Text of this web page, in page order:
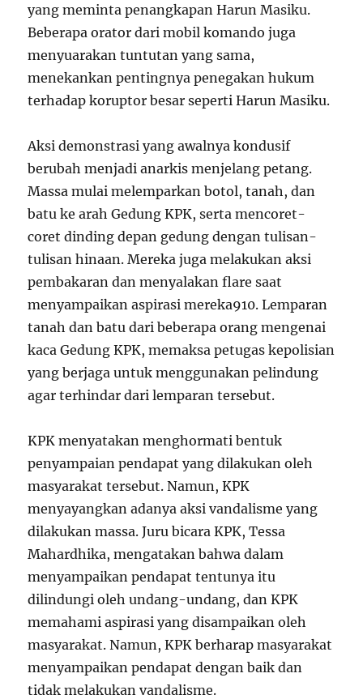
yang meminta penangkapan Harun Masiku.
Beberapa orator dari mobil komando juga
menyuarakan tuntutan yang sama,
menekankan pentingnya penegakan hukum
terhadap koruptor besar seperti Harun Masiku.
Aksi demonstrasi yang awalnya kondusif
berubah menjadi anarkis menjelang petang.
Massa mulai melemparkan botol, tanah, dan
batu ke arah Gedung KPK, serta mencoret-
coret dinding depan gedung dengan tulisan-
tulisan hinaan. Mereka juga melakukan aksi
pembakaran dan menyalakan flare saat
menyampaikan aspirasi mereka910. Lemparan
tanah dan batu dari beberapa orang mengenai
kaca Gedung KPK, memaksa petugas kepolisian
yang berjaga untuk menggunakan pelindung
agar terhindar dari lemparan tersebut.
KPK menyatakan menghormati bentuk
penyampaian pendapat yang dilakukan oleh
masyarakat tersebut. Namun, KPK
menyayangkan adanya aksi vandalisme yang
dilakukan massa. Juru bicara KPK, Tessa
Mahardhika, mengatakan bahwa dalam
menyampaikan pendapat tentunya itu
dilindungi oleh undang-undang, dan KPK
memahami aspirasi yang disampaikan oleh
masyarakat. Namun, KPK berharap masyarakat
menyampaikan pendapat dengan baik dan
tidak melakukan vandalisme.